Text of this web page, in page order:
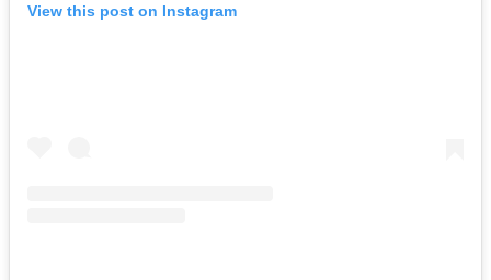
View this post on Instagram